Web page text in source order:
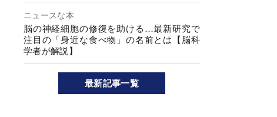
ニュースな本
脳の神経細胞の修復を助ける…最新研究で
注目の「身近な食べ物」の名前とは【脳科
学者が解説】
最新記事一覧